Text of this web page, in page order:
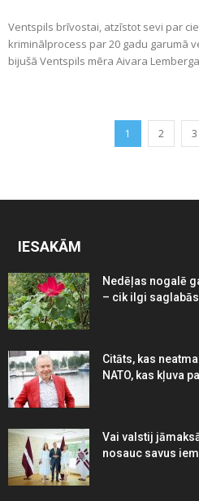
Ventspils brīvostai, atzīstot sevi par
kriminālprocess par 20 gadu garumā
bijušā Ventspils mēra Aivara
1 2 3
IESAKĀM
Nedēļas nogalē
– cik ilgi
Citāts, kas
NATO, kas kļuva
Vai valstij
nosauc savus